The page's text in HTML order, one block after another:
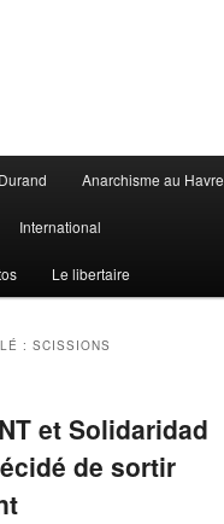
Anarchisme au Havre
International
Le libertaire
:SCISSIONS
et Solidaridad
de sortir